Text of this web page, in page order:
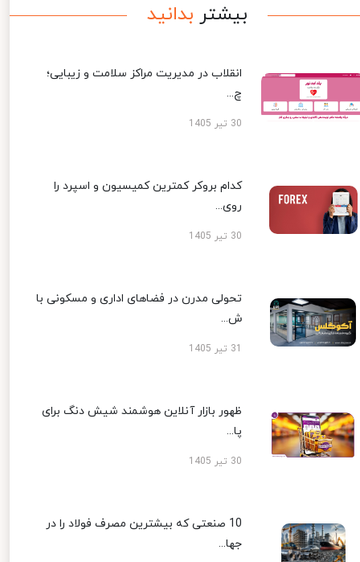
بیشتر بدانید
انقلاب در مدیریت مراکز سلامت و زیبایی؛
چ...
30 تیر 1405
کدام بروکر کمترین کمیسیون و اسپرد را
روی...
30 تیر 1405
تحولی مدرن در فضاهای اداری و مسکونی با
ش...
ظهور بازار آنلاین هوشمند شیش دنگ برای
پا...
30 تیر 1405
10 صنعتی که بیشترین مصرف فولاد را در
جها...